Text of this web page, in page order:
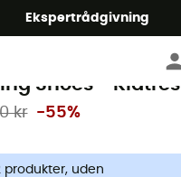
Ekspertrådgivning
herrer Klatresko herrer
Shoes -
kr -55%
produkter, uden